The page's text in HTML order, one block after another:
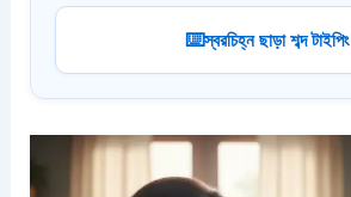
স্বরচিহ্ন ছাড়া শব্দ টাইপিং